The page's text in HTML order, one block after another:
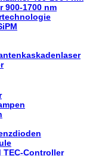
900-1700 nm
Controller